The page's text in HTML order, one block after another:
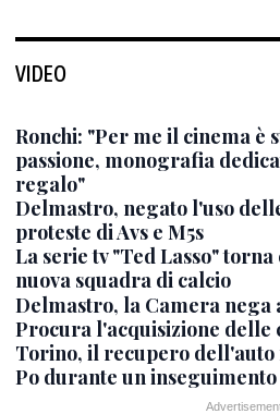
VIDEO
Ronchi: "Per me il cinema è
passione, monografia
regalo"
Delmastro, negato l'uso
proteste di Avs e M5s
La serie tv "Ted Lasso" torna
nuova squadra di calcio
Delmastro, la Camera nega
Procura l'acquisizione delle
Torino, il recupero
Po durante un inseguimento